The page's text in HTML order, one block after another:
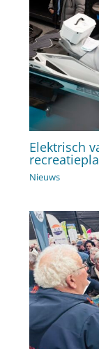
Elektrisch
Nieuws